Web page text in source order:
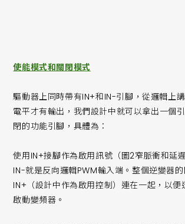
使能模式和關閉模式
驅動器上同時帶有IN+和IN-引腳，從邏輯上
電平才有輸出，我們設計中就可以拿出一個
閉的功能引腳，具體為：
使用IN+接腳作為啟用訊號（圖2窄脈衝和延
IN-就是反向邏輯PWM輸入端。整個逆變器
IN+（設計中作為啟用控制）連在一起，以便
啟動變頻器。